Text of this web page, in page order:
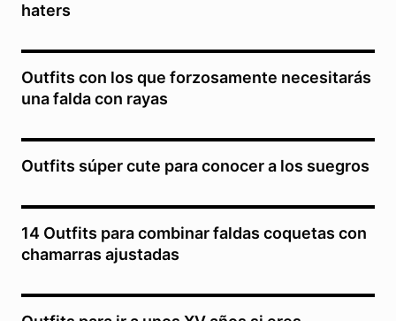
haters
Outfits con los que forzosamente necesitarás
una falda con rayas
Outfits súper cute para conocer a los suegros
14 Outfits para combinar faldas coquetas con
chamarras ajustadas